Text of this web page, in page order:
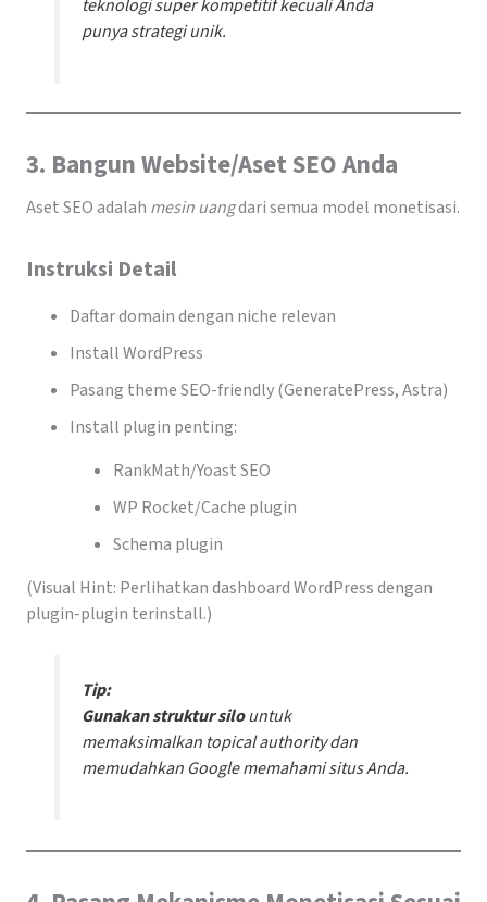
teknologi super kompetitif kecuali Anda
punya strategi unik.
3. Bangun Website/Aset SEO Anda
Aset SEO adalah mesin uangdari semua model monetisasi.
Instruksi Detail
Daftar domain dengan niche relevan
Install WordPress
Pasang theme SEO-friendly (GeneratePress, Astra)
Install plugin penting:
RankMath/Yoast SEO
WP Rocket/Cache plugin
Schema plugin
(Visual Hint: Perlihatkan dashboard WordPress dengan
plugin-plugin terinstall.)
Tip:
Gunakan struktur silountuk
memaksimalkan topical authority dan
memudahkan Google memahami situs Anda.